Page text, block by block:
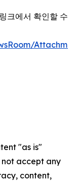
크에서 확인할 수
"as is"
accept any
content,